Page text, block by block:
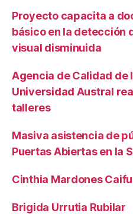
Proyecto capacita a
básico en la detección
visual disminuida
Agencia de Calidad de
Universidad Austral
talleres
Masiva asistencia de
Puertas Abiertas en la
Cinthia Mardones
Brigida Urrutia Rubilar